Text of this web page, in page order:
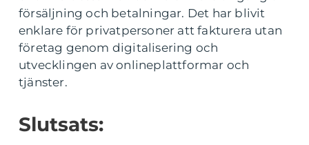
försäljning och betalningar. Det har blivit
enklare för privatpersoner att fakturera utan
företag genom digitalisering och
utvecklingen av onlineplattformar och
tjänster.
Slutsats: